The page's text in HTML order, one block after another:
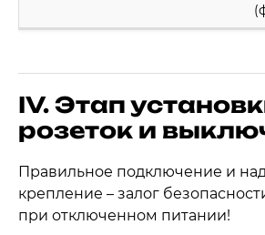
IV. Этап
розеток и
Правильное подключение и
крепление – залог
при отключенном питании!